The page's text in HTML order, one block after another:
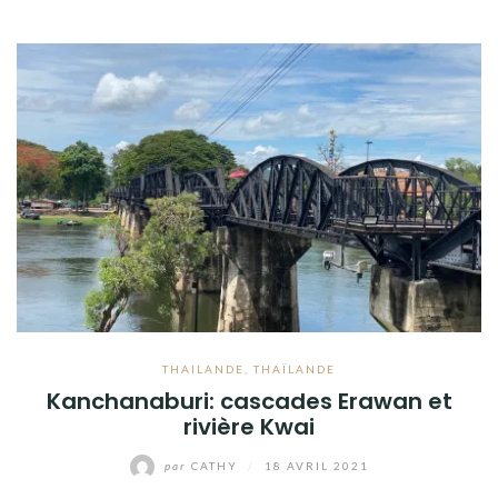
THAILANDE ,THAÏLANDE
Kanchanaburi: cascades Erawan et
rivière Kwai
par CATHY 18 AVRIL 2021